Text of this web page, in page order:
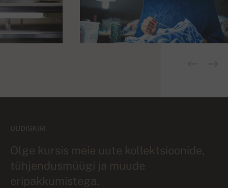
UUDISKIRI
Olge kursis meie uute kollektsioonide,
tühjendusmüügi ja muude
eripakkumistega.